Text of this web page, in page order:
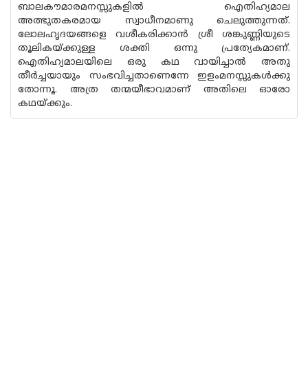
ബാലകൗമാരമനസ്സുകളില്‍ ഐതിഹ്യമാല
അത്ഭുതകരമായ സ്വാധീനമാണു ചെലുത്തുന്നത്.
ലോലഹൃദയങ്ങളെ വശീകരിക്കാന്‍ ശ്രീ ശങ്കുണ്ണിയുടെ
തൂലികയ്ക്കുള്ള ശക്തി ഒന്നു പ്രത്യേകമാണ്.
ഐതിഹ്യമാലയിലെ ഒരു കഥ വായിച്ചാല്‍ അതു
തീര്‍ച്ചയായും സംഭവിച്ചതാണെന്നേ ഇളംമനസ്സുകള്‍ക്കു
തോന്നൂ. അത്ര തന്മയീഭാവമാണ് അതിലെ ഓരോ
കഥയ്ക്കും.